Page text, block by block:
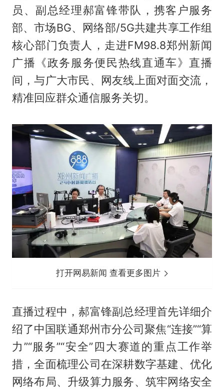
员、副总经理郝富锋带队，携客户服务
部、市场BG、网络部/5G共建共享工作组
核心部门负责人，走进FM98.8郑州新闻
广播《政务服务便民热线直通车》直播
间，与广大市民、网友线上面对面交流，
精准回应群众通信服务关切。
打开网易新闻 查看更多图片
直播过程中，郝富锋副总经理首先详细介
绍了中国联通郑州市分公司聚焦“连接”“算
力”“服务”“安全”四大赛道的重点工作举
措，全面梳理公司在深耕数字基建、优化
网络布局、升级算力服务、筑牢网络安全